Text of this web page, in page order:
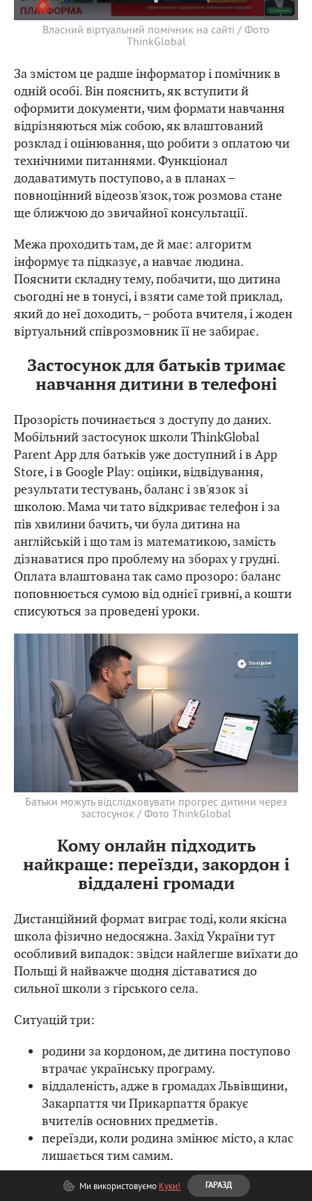
Власний віртуальний помічник на сайті / Фото
ThinkGlobal
За змістом це радше інформатор і помічник в
одній особі. Він пояснить, як вступити й
оформити документи, чим формати навчання
відрізняються між собою, як влаштований
розклад і оцінювання, що робити з оплатою чи
технічними питаннями. Функціонал
додаватимуть поступово, а в планах –
повноцінний відеозв'язок, тож розмова стане
ще ближчою до звичайної консультації.
Межа проходить там, де й має: алгоритм
інформує та підказує, а навчає людина.
Пояснити складну тему, побачити, що дитина
сьогодні не в тонусі, і взяти саме той приклад,
який до неї доходить, – робота вчителя, і жоден
віртуальний співрозмовник її не забирає.
Застосунок для батьків тримає
навчання дитини в телефоні
Прозорість починається з доступу до даних.
Мобільний застосунок школи ThinkGlobal
Parent App для батьків уже доступний і в App
Store, і в Google Play: оцінки, відвідування,
результати тестувань, баланс і зв'язок зі
школою. Мама чи тато відкриває телефон і за
пів хвилини бачить, чи була дитина на
англійській і що там із математикою, замість
дізнаватися про проблему на зборах у грудні.
Оплата влаштована так само прозоро: баланс
поповнюється сумою від однієї гривні, а кошти
списуються за проведені уроки.
Батьки можуть відслідковувати прогрес дитини через
застосунок / Фото ThinkGlobal
Кому онлайн підходить
найкраще: переїзди, закордон і
віддалені громади
Дистанційний формат виграє тоді, коли якісна
школа фізично недосяжна. Захід України тут
особливий випадок: звідси найлегше виїхати до
Польщі й найважче щодня діставатися до
сильної школи з гірського села.
Ситуацій три:
родини за кордоном, де дитина поступово
втрачає українську програму.
віддаленість, адже в громадах Львівщини,
Закарпаття чи Прикарпаття бракує
вчителів основних предметів.
переїзди, коли родина змінює місто, а клас
лишається тим самим.
Ми використовуємо Куки! ГАРАЗД